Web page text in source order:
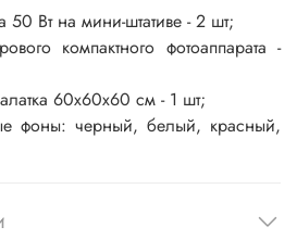
50 Вт на мини-штативе - 2 шт;
компактного фотоаппарата -
60х60х60 см - 1 шт;
фоны: черный, белый, красный,